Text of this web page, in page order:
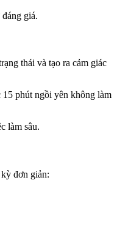
giá.
thái và tạo ra cảm giác
15 phút ngồi yên không làm
làm sâu.
đơn giản: